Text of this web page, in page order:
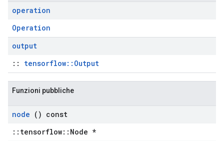
operation
Operation
output
:: tensorflow::Output
Funzioni pubbliche
node () const
::tensorflow::Node *